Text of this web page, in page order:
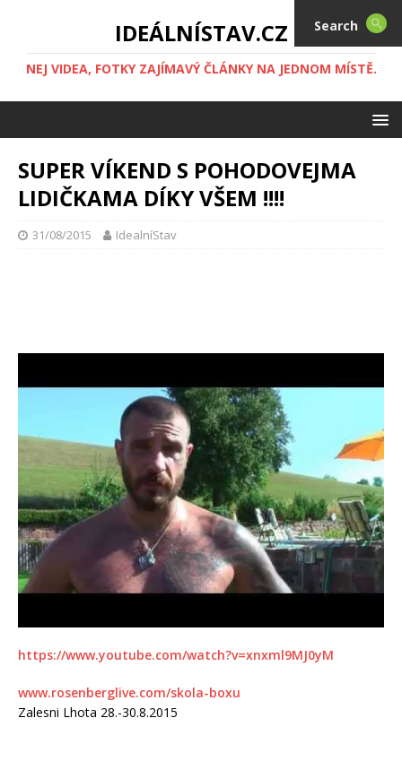
IDEÁLNÍSTAV.CZ
NEJ VIDEA, FOTKY ZAJÍMAVÝ ČLÁNKY NA JEDNOM MÍSTĚ.
SUPER VÍKEND S POHODOVEJMA
LIDIČKAMA DÍKY VŠEM !!!!
31/08/2015 IdealníStav
https://www.youtube.com/watch?v=xnxml9MJ0yM
www.rosenberglive.com/skola-boxu
Zalesni Lhota 28.-30.8.2015
Search